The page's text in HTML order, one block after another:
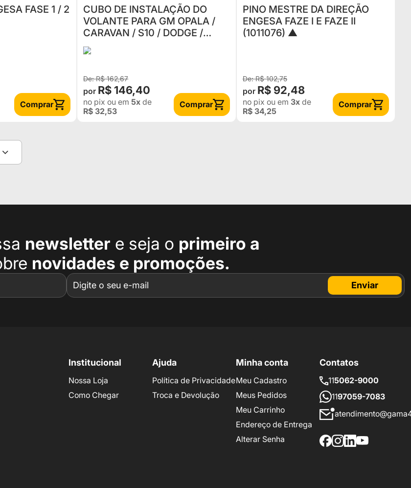
FASE 1 / 2
Comprar
CUBO DE INSTALAÇÃO DO
VOLANTE PARA GM OPALA /
CARAVAN / S10 / DODGE /
DAKOTA 78... ENGESA
R$ 162,67
R$ 146,40
no pix ou em5x de
R$ 32,53
Comprar
PINO MESTRE DA DIREÇÃO
ENGESA FAZE I E FAZE II
(1011076) ▲
R$ 102,75
R$ 92,48
no pix ou em 3xde
R$ 34,25
Comprar
newsletter e seja o primeiro a
novidades e promoções.
Enviar
Institucional
Nossa Loja
Como Chegar
Ajuda
Política de Privacidade
Troca e Devolução
Minha conta
Meu Cadastro
Meus Pedidos
Meu Carrinho
Endereço de Entrega
Alterar Senha
Contatos
115062-9000
1197059-7083